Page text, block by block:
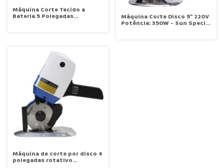
Máquina Corte Tecido a
Bateria 5 Polegadas Máquina Corte Disco 5" 220V
Potência: 350W - Sun Special
Máquina de corte por disco 4
polegadas rotativo